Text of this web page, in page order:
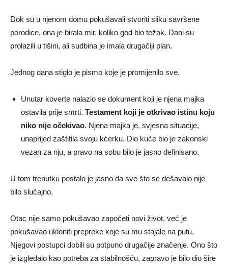
Dok su u njenom domu pokušavali stvoriti sliku savršene
porodice, ona je birala mir, koliko god bio težak. Dani su
prolazili u tišini, ali sudbina je imala drugačiji plan.
Jednog dana stiglo je pismo koje je promijenilo sve.
Unutar koverte nalazio se dokument koji je njena majka
ostavila prije smrti. Testament koji je otkrivao istinu koju
niko nije očekivao. Njena majka je, svjesna situacije,
unaprijed zaštitila svoju kćerku. Dio kuće bio je zakonski
vezan za nju, a pravo na sobu bilo je jasno definisano.
U tom trenutku postalo je jasno da sve što se dešavalo nije
bilo slučajno.
Otac nije samo pokušavao započeti novi život, već je
pokušavao ukloniti prepreke koje su mu stajale na putu.
Njegovi postupci dobili su potpuno drugačije značenje. Ono što
je izgledalo kao potreba za stabilnošću, zapravo je bilo dio šire